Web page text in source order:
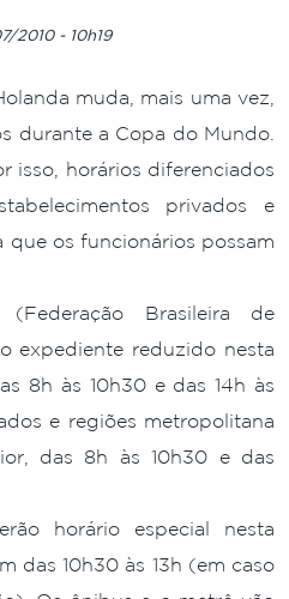
2010 - 10h19
muda, mais uma vez,
durante a Copa do Mundo.
isso, horários diferenciados
privados e
que os funcionários possam
Brasileira de
expediente reduzido nesta
8h às 10h30 e das 14h às
e regiões metropolitana
das 8h às 10h30 e das
horário especial nesta
das 10h30 às 13h (em caso